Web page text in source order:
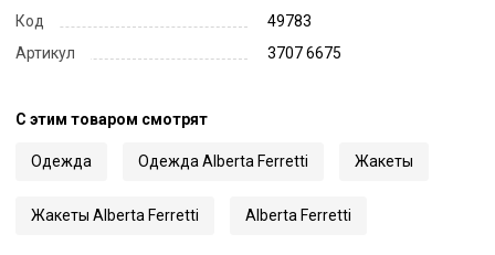
Код
49783
Артикул
3707 6675
С этим товаром смотрят
Одежда Одежда Alberta Ferretti Жакеты
Жакеты Alberta Ferretti Alberta Ferretti